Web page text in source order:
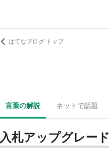
はてなブログ トップ
言葉の解説 ネットで話題
入札アップグレード